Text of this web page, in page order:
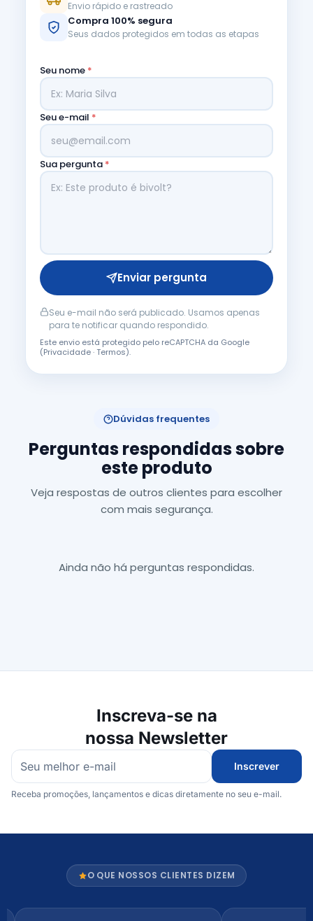
Envio rápido e rastreado
Compra 100% segura
Seus dados protegidos em todas as etapas
Seu nome *
Seu e-mail *
Sua pergunta *
Enviar pergunta
Seu e-mail não será publicado. Usamos apenas
para te notificar quando respondido.
Este envio está protegido pelo reCAPTCHA da Google
(Privacidade·Termos).
Dúvidas frequentes
Perguntas respondidas sobre
este produto
Veja respostas de outros clientes para escolher
com mais segurança.
Ainda não há perguntas respondidas.
Inscreva-se na
nossa Newsletter
Inscrever
Receba promoções, lançamentos e dicas diretamente no seu e-mail.
O QUE NOSSOS CLIENTES DIZEM